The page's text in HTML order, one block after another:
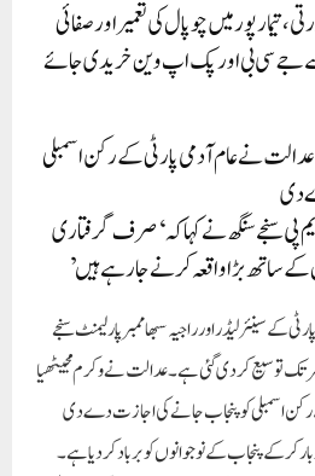
تیمار پور میں چوپال کی تعمیر اور صفائی
جے سی بی اور پک اپ وین خریدی جائے
نے عام آدمی پارٹی کے رکن اسمبلی
دی
سنجے سنگھ نے کہا کہ ‘صرف گرفتاری
ساتھ بڑا واقعہ کرنے جا رہے ہیں’
کے سینئر لیڈر اور راجیہ سبھا ممبر پارلیمنٹ سنجے
عدالتی حراست میں 24 نومبر تک توسیع کر دی گئی ہے۔ عدالت نے وکرم مجیٹھیا
رکن اسمبلی کو پنجاب جانے کی اجازت دے دی
کر کے پنجاب کے نوجوانوں کو برباد کر دیا ہے۔